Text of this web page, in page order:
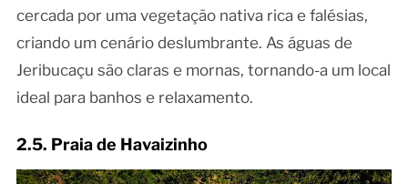
cercada por uma vegetação nativa rica e falésias,
criando um cenário deslumbrante. As águas de
Jeribucaçu são claras e mornas, tornando-a um local
ideal para banhos e relaxamento.
2.5. Praia de Havaizinho